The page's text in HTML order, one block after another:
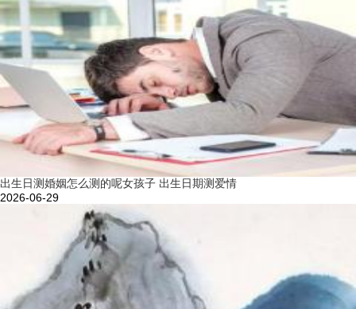
出生日测婚姻怎么测的呢女孩子 出生日期测爱情
2026-06-29